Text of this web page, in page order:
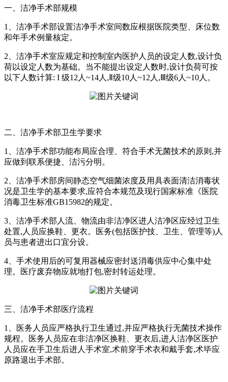
一、洁净手术部规模
1、洁净手术部设置洁净手术室间数应根据医院类型、床位数
和年手术例量核定。
2、洁净手术室应规定和控制室内医护人员的设定人数,设计负
荷以设定人数为基础。当不能提出设定人数时,设计负荷可按
以下人数计算: I 级12人~14人,Ⅱ级10人~12人,Ⅲ级6人~10人。
二、洁净手术部卫生学要求
1、洁净手术部功能布局应合理、符合手术无菌技术的原则,并
应做到联系便捷、洁污分明。
2、洁净手术部房间静态空气细菌浓度及用具表面清洁消毒状
况是卫生学的基本要求,应符合本规范及现行国家标准《医院
消毒卫生标准GB15982的规定。
3、洁净手术部人流、物流由非洁净区进人洁净区应经过卫生
处置,人员应换鞋、更衣。医务(包括医护技、卫生、管理等)人
员与患者进出口宜分设。
4、手术使用后的可复用器械应密封送消毒供应中心集中处
理。医疗废弃物应就地打包,密封转运处理。
三、洁净手术部医疗流程
1、医务人员应严格执行卫生通过,并应严格执行无菌技术操作
规程。医务人员应在非洁净区换鞋、更衣后,进人洁净区医护
人员应在手卫生后进人手术室,术前穿手术衣和戴手套,术毕应
原路退出手术部。